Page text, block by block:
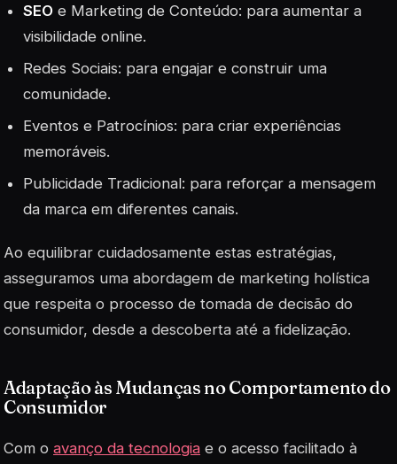
SEO e Marketing de Conteúdo: para aumentar a
visibilidade online.
Redes Sociais: para engajar e construir uma
comunidade.
Eventos e Patrocínios: para criar experiências
memoráveis.
Publicidade Tradicional: para reforçar a mensagem
da marca em diferentes canais.
Ao equilibrar cuidadosamente estas estratégias,
asseguramos uma abordagem de marketing holística
que respeita o processo de tomada de decisão do
consumidor, desde a descoberta até a fidelização.
Adaptação às Mudanças no Comportamento do
Consumidor
Com o avanço da tecnologia e o acesso facilitado à